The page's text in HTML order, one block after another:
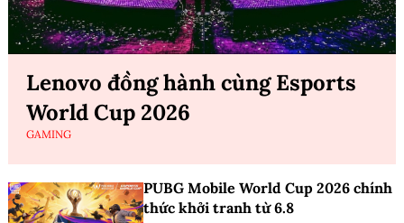
Lenovo đồng hành cùng Esports
World Cup 2026
GAMING
PUBG Mobile World Cup 2026 chính
thức khởi tranh từ 6.8